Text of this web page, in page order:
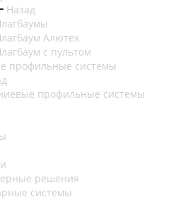
Назад
Алютех
с пультом
профильные системы
профильные системы
решения
системы